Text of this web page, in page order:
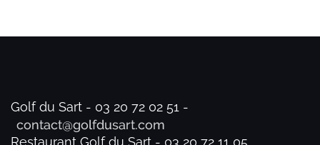
Golf du Sart - 03 20 72 02 51 -